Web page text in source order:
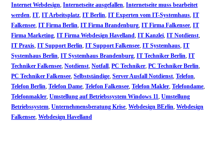
Internet Webdesign Internetseite ausgefallen Internetseite muss bearbeitet
werden IT IT Arbeitsplatz IT Berlin IT Experten vom IT-Systemhaus IT
Falkensee IT Firma Berlin IT Firma Brandenburg IT Firma Falkensee IT
Firma Marketing IT Firma Webdesign Havelland IT Kanzlei IT Notdienst
IT Praxis IT Support Berlin IT Support Falkensee IT Systemhaus IT
Systemhaus Berlin IT Systemhaus Brandenburg IT Techniker Berlin IT
Techniker Falkensee Notdienst Notfall PC Techniker PC Techniker Berlin
PC Techniker Falkensee Selbstständige Server Ausfall Notdienst Telefon
Telefon Berlin Telefon Dame Telefon Falkensee Telefon Makler Telefondame
Telefonmakler Umstellung auf Betriebssystem Windows 11 Umstellung
Betriebssystem Unternehmensberatung Krise Webdesign BErlin Webdesign
Falkensee Webdesign Havelland